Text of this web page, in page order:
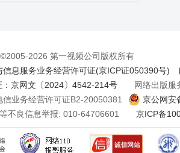
2026 第一视频公司版权所有
信息服务业务经营许可证(京ICP证050390号)
：京网文〔2024〕4542-214号网络出版服务
信业务经营许可证B2-20050381
京公网安
不良信息举报: 010-64706601 京ICP备